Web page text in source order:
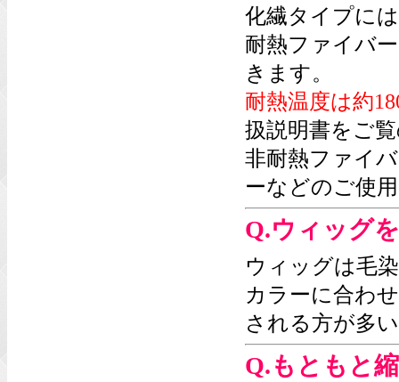
化繊タイプに
耐熱ファイバ
きます。
耐熱温度は約
扱説明書をご
非耐熱ファイ
ーなどのご使
Q.ウィッグ
ウィッグは毛
カラーに合わ
される方が多
Q.もともと